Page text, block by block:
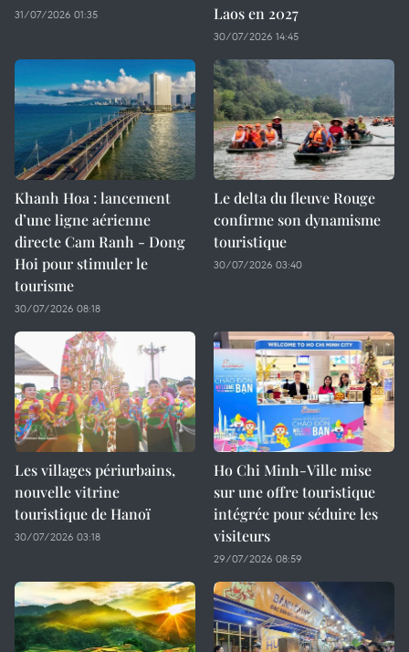
31/07/2026 01:35
Laos en 2027
30/07/2026 14:45
Khanh Hoa : lancement
d’une ligne aérienne
directe Cam Ranh - Dong
Hoi pour stimuler le
tourisme
30/07/2026 08:18
Le delta du fleuve Rouge
confirme son dynamisme
touristique
30/07/2026 03:40
Les villages périurbains,
nouvelle vitrine
touristique de Hanoï
30/07/2026 03:18
Ho Chi Minh-Ville mise
sur une offre touristique
intégrée pour séduire les
visiteurs
29/07/2026 08:59